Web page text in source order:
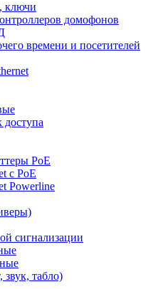
ключи
домофонов
времени и посетителей
доступа
РоЕ
с PoE
Powerline
сигнализации
табло)